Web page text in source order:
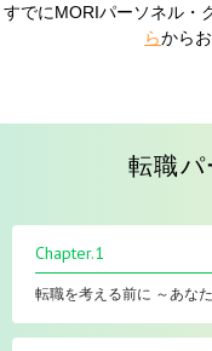
すでにMORIパーソネル・
らから
転職パ
Chapter.1
転職を考える前に ～あな